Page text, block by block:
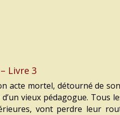
Livre 3
acte mortel, détourné de
vieux pédagogue. Tous
vont perdre leur